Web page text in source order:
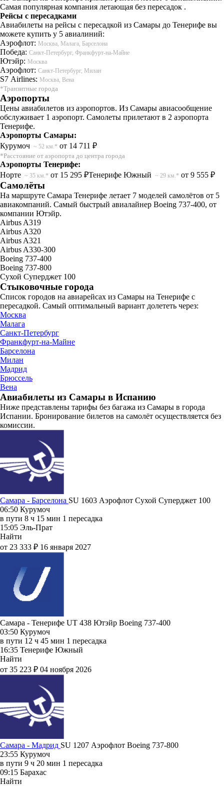
Самая популярная компания летающая без пересадок .
Рейсы с пересадками
Авиабилеты на рейсы с пересадкой из Самары до Тенерифе вы
можете купить у 5 авиалиний:
Аэрофлот: Москва, Малага, Барселона
Победа: Санкт-Петербург, Франкфурт-на-Майне
Ютэйр: Москва
Аэрофлот: Санкт-Петербург, Милан
S7 Airlines: Москва, Вена
*Транзитные города
Аэропорты
Цены авиабилетов из аэропортов. Из Самары авиасообщение
обслуживает 1 аэропорт. Самолеты прилетают в 2 аэропорта
Тенерифе.
Аэропорты Самары:
Курумоч ~ 52 км.* от 14 711 ₽
*Расстояние от аэропорта до центра города
Аэропорты Тенерифе:
Норте ~ 35 км.* от 15 295 ₽Тенерифе Южный ~ 29 км.* от 9 555 ₽
Самолёты
На маршруте Самара Тенерифе летает 7 моделей самолётов от 5
авиакомпаний. Самый быстрый авиалайнер Boeing 737-400, от
компании Ютэйр.
Airbus A319
Airbus A320
Airbus A321
Airbus A330-300
Boeing 737-400
Boeing 737-800
Сухой Суперджет 100
Стыковочные города
Список городов на авиарейсах из Самары на Тенерифе с
пересадкой. Самый оптимальный вариант долететь через:
Москва
Малага
Санкт-Петербург
Франкфурт-на-Майне
Барселона
Милан
Мадрид
Брюссель
Вена
Авиабилеты из Самары в Испанию
Ниже представлены тарифы без багажа из Самары в города
Испании. Бронирование билетов на самолёт осуществляется без
комиссии.
Самара - Барселона SU 1603 Аэрофлот Сухой Суперджет 100
06:50 Курумоч
в пути 8 ч 15 мин 1 пересадка
15:05 Эль-Прат
Найти
от 23 333 ₽ 16 января 2027
Самара - Тенерифе UT 438 Ютэйр Boeing 737-400
03:50 Курумоч
в пути 12 ч 45 мин 1 пересадка
16:35 Тенерифе Южный
Найти
от 35 223 ₽ 04 ноября 2026
Самара - Мадрид SU 1207 Аэрофлот Boeing 737-800
23:55 Курумоч
в пути 9 ч 20 мин 1 пересадка
09:15 Барахас
Найти